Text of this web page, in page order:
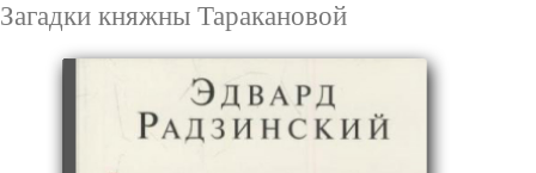
Загадки княжны Таракановой